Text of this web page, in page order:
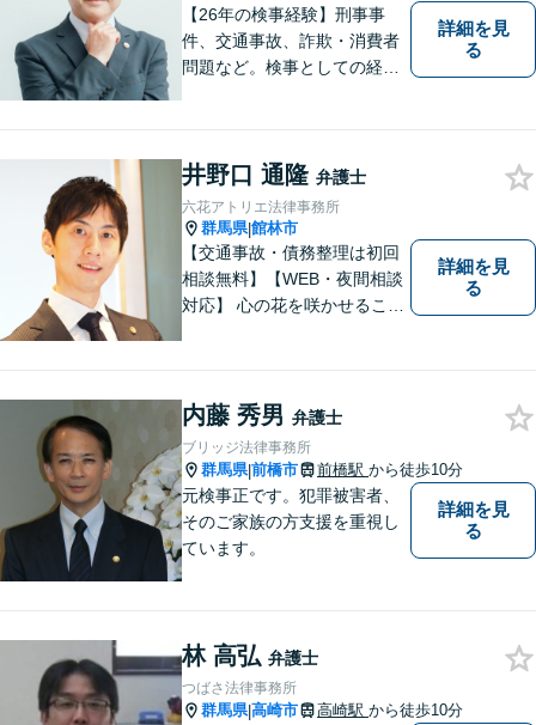
【26年の検事経験】刑事事
件、交通事故、詐欺・消費者
問題など。検事としての経験
めの証拠収集が重要です。お
早めにご相談ください【休
日・夜間対応可】【完全個
室】
詳細を見
る
井野口 通隆 弁護士
六花アトリエ法律事務所
群馬県|館林市
【交通事故・債務整理は初回
相談無料】【WEB・夜間相談
対応】 心の花を咲かせること
縁を心からお待ちしていま
す。
詳細を見
る
内藤 秀男 弁護士
ブリッジ法律事務所
群馬県|前橋市 前橋駅 から徒歩10分
元検事正です。犯罪被害者、
そのご家族の方支援を重視し
ています。
詳細を見
る
林 高弘 弁護士
つばさ法律事務所
群馬県|高崎市 高崎駅 から徒歩10分